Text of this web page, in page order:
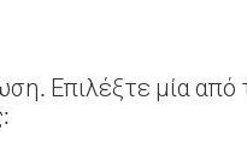
Επιλέξτε μία από